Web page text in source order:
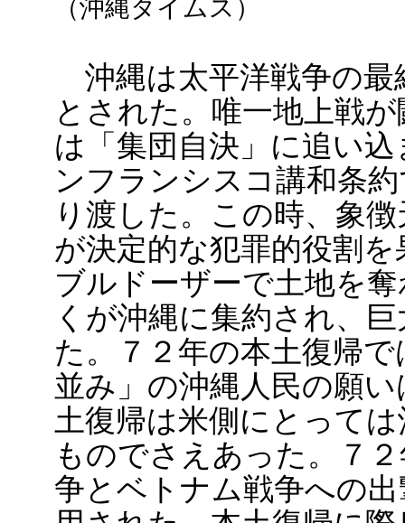
（沖縄タイムス）
沖縄は太平洋戦争の最
とされた。唯一地上戦
は「集団自決」に追い
ンフランシスコ講和条
り渡した。この時、象
が決定的な犯罪的役割
ブルドーザーで土地を
くが沖縄に集約され、
た。７２年の本土復帰
並み」の沖縄人民の願
土復帰は米側にとって
ものでさえあった。７
争とベトナム戦争への